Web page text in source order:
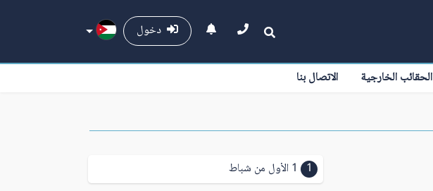
دخول
الحقائب الخارجية الاتصال بنا
1 1 الأول من شباط